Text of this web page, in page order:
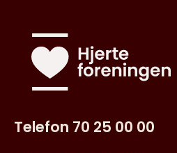
Telefon 70 25 00 00